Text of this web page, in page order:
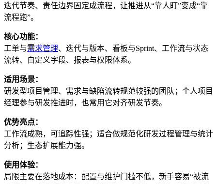
迭代节奏、责任边界固定成流程，让推进从“靠人盯”变成“靠
流程跑”。
核心功能：
工单与需求管理、迭代与版本、看板与Sprint、工作流与状态
流转、自定义字段、报表与权限体系。
适用场景：
研发型项目管理、需求与缺陷流转规范较强的团队；个人项目
经理参与研发推进时，也常用它对齐研发节奏。
优势亮点：
工作流成熟，可追踪性强；适合做规范化研发过程管理与统计
分析；生态扩展能力强。
使用体验：
局限主要在落地成本：配置与维护门槛不低，新手容易“被流